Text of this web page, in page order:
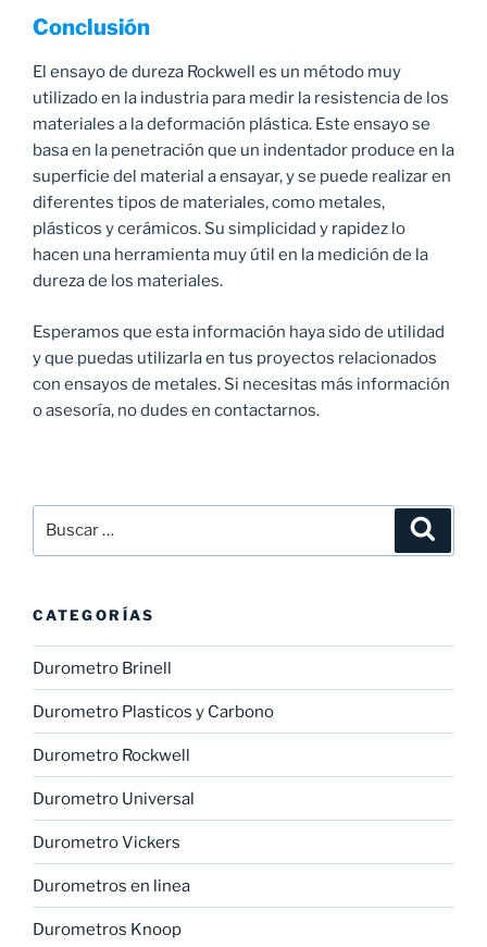
Conclusión
El ensayo de dureza Rockwell es un método muy
utilizado en la industria para medir la resistencia de los
materiales a la deformación plástica. Este ensayo se
basa en la penetración que un indentador produce en la
superficie del material a ensayar, y se puede realizar en
diferentes tipos de materiales, como metales,
plásticos y cerámicos. Su simplicidad y rapidez lo
hacen una herramienta muy útil en la medición de la
dureza de los materiales.
Esperamos que esta información haya sido de utilidad
y que puedas utilizarla en tus proyectos relacionados
con ensayos de metales. Si necesitas más información
o asesoría, no dudes en contactarnos.
por:
CATEGORÍAS
Durometro Brinell
Durometro Plasticos y Carbono
Durometro Rockwell
Durometro Universal
Durometro Vickers
Durometros en linea
Durometros Knoop